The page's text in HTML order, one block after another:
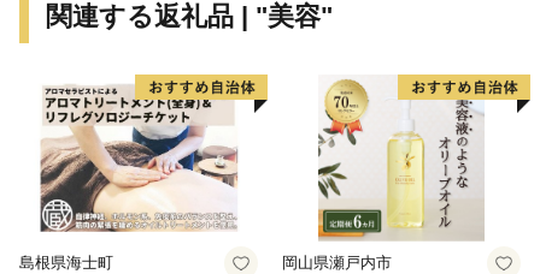
し、新恵那市として誕生しました。
関連する返礼品 | "美容"
島根県海士町 岡山県瀬戸内市